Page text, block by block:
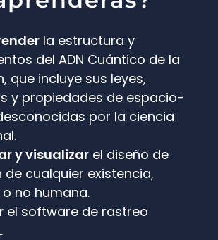
la estructura y
del ADN Cuántico de la
que incluye sus leyes,
y propiedades de espacio-
por la ciencia
y visualizar el diseño de
de cualquier existencia,
no humana.
el software de rastreo